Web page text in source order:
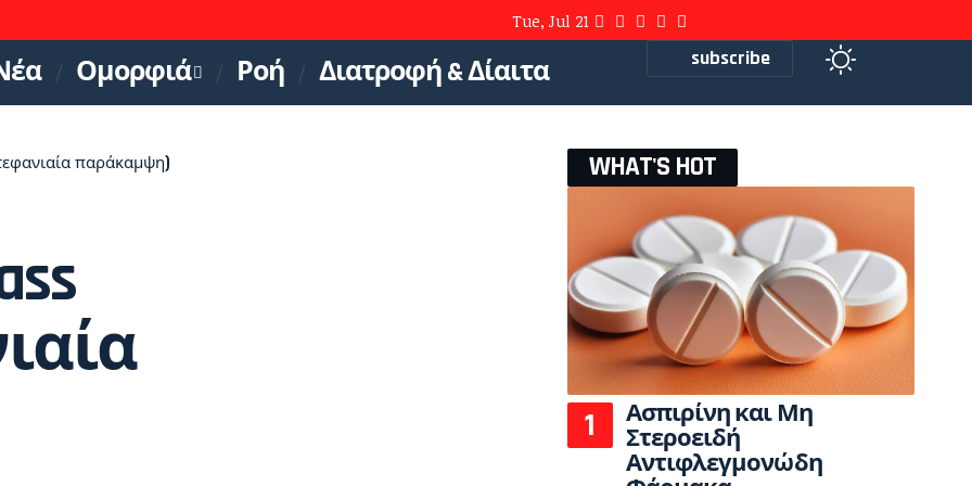
Tue, Jul 21
Ομορφιά Ροή Διατροφή & Δίαιτα subscribe
παράκαμψη) WHAT'S HOT
Ασπιρίνη και Μη
Στεροειδή
Αντιφλεγμονώδη